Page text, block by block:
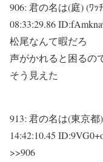
906: 君の名は(庭) (ﾜｯ
08:33:29.86
松尾なんて暇だろ
声がかれると困るの
そう見えた
913: 君の名は(東京都
14:42:10.45
>>906